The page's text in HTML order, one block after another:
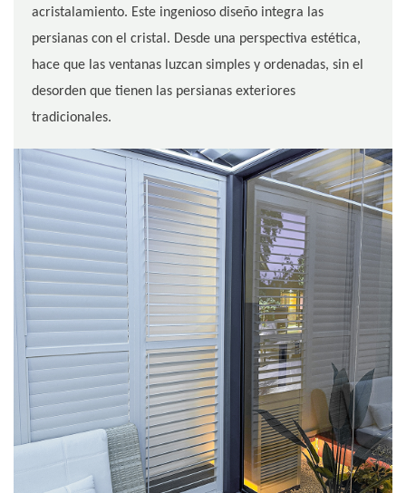
acristalamiento. Este ingenioso diseño integra las
persianas con el cristal. Desde una perspectiva estética,
hace que las ventanas luzcan simples y ordenadas, sin el
desorden que tienen las persianas exteriores
tradicionales.